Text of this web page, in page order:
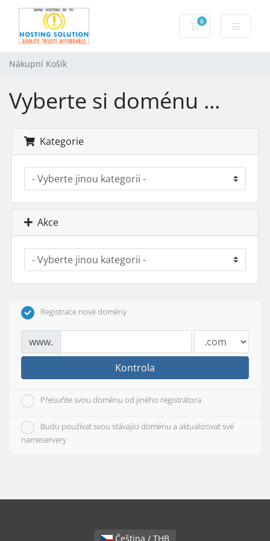
0
Nákupní Košík
Nákupní Košík
Vyberte si doménu ...
Kategorie
Akce
Registrace nové domény
www.
Kontrola
Přesuňte svou doménu od jiného registrátora
Budu používat svou stávající doménu a aktualizovat své
nameservery
Čeština / THB